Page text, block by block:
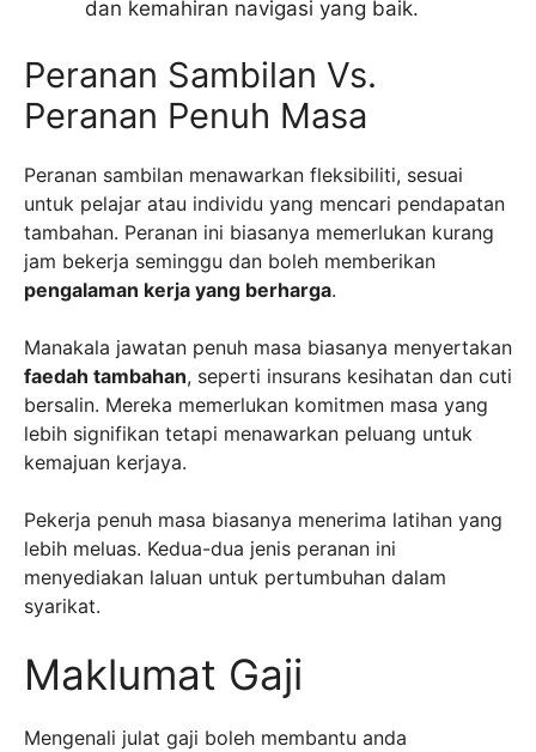
dan kemahiran navigasi yang baik.
Peranan Sambilan Vs.
Peranan Penuh Masa
Peranan sambilan menawarkan fleksibiliti, sesuai
untuk pelajar atau individu yang mencari pendapatan
tambahan. Peranan ini biasanya memerlukan kurang
jam bekerja seminggu dan boleh memberikan
pengalaman kerja yang berharga.
Manakala jawatan penuh masa biasanya menyertakan
faedah tambahan, seperti insurans kesihatan dan cuti
bersalin. Mereka memerlukan komitmen masa yang
lebih signifikan tetapi menawarkan peluang untuk
kemajuan kerjaya.
Pekerja penuh masa biasanya menerima latihan yang
lebih meluas. Kedua-dua jenis peranan ini
menyediakan laluan untuk pertumbuhan dalam
syarikat.
Maklumat Gaji
Mengenali julat gaji boleh membantu anda